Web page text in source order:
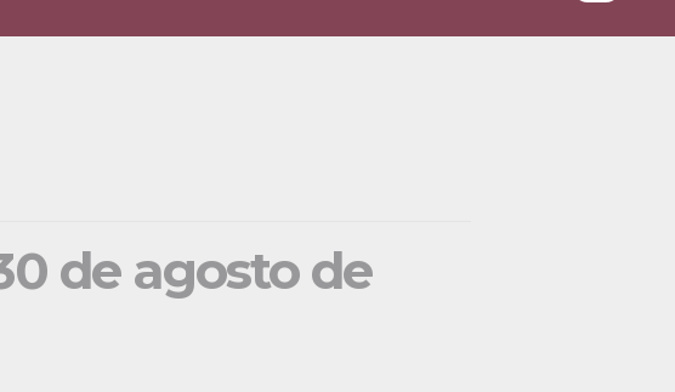
de agosto de